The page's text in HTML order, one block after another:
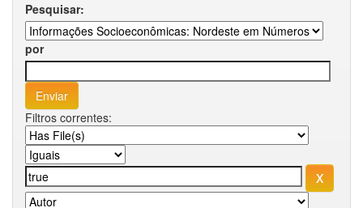
Pesquisar:
por
Filtros correntes: